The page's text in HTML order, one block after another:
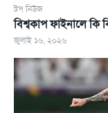
টপ নিউজ
বিশ্বকাপ ফাইনালে কি
জুলাই ১৬, ২০২৬